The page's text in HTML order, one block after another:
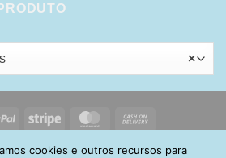
×
PayPal Stripe MasterCard
Delivery
DE PRIVACIDADE
ENTREGA
cookies e outros recursos para